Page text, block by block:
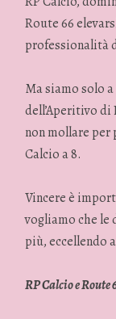
Route 66
professionalità
Ma siamo solo
dell’Aperitivo
non mollare
Calcio a 8.
Vincere è
vogliamo che le
più, eccellendo
RP Calcio e